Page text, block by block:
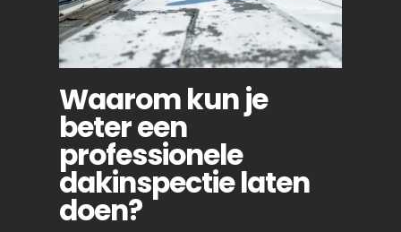
Waarom kun je
beter een
professionele
dakinspectie laten
doen?